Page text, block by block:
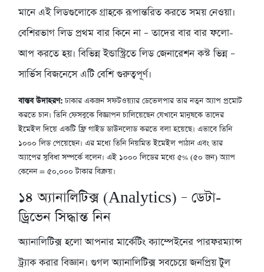
মানে এই লিডগুলোকে গ্রাহকে রূপান্তরিত করতে সময় নেওয়া।
বেশিরভাগ লিড প্রথম বার কিনে না – তাদের বার বার ফলো-
আপ করতে হয়। বিভিন্ন ইন্ডাস্ট্রিতে লিড জেনারেশন কস্ট ভিন্ন –
সার্ভিস বিজনেসে এটি বেশি গুরুত্বপূর্ণ।
বাস্তব উদাহরণ:ঢাকার একজন সফটওয়্যার ডেভেলপার তার নতুন অ্যাপ প্রমোট
করতে চান। তিনি ফেসবুকে বিজ্ঞাপন চালিয়েছেন যেখানে মানুষকে তাদের
ইমেইল দিয়ে একটি ফ্রি গাইড ডাউনলোড করতে বলা হয়েছে। এভাবে তিনি
১০০০ লিড পেয়েছেন। এর মধ্যে তিনি নিয়মিত ইমেইল পাঠান এবং তার
অ্যাপের সুবিধা সম্পর্কে বলেন। এই ১০০০ লিডের মধ্যে ৫% (৫০ জন) অ্যাপ
কেনেন = ৫০,০০০ টাকার বিক্রয়।
১৪ অ্যানালিটিক্স (Analytics) – ডেটা-
ড্রিভেন সিদ্ধান্ত নিন
অ্যানালিটিক্স হলো আপনার মার্কেটিং ক্যাম্পেইনের পারফরম্যান্স
ট্র্যাক করার বিজ্ঞান। গুগল অ্যানালিটিক্স সবচেয়ে জনপ্রিয় টুল